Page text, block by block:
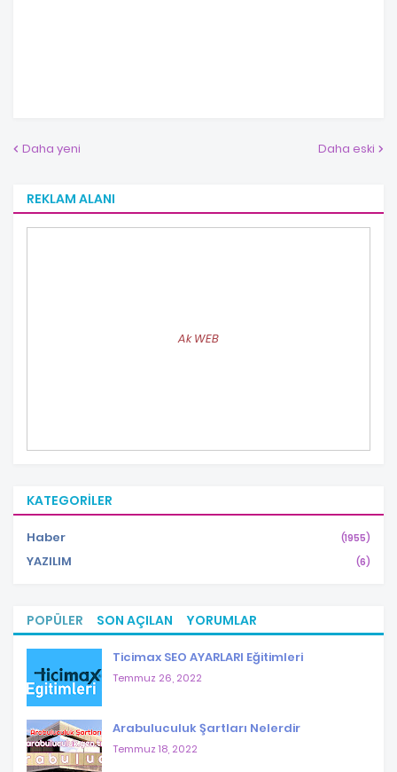
Daha yeni Daha eski
REKLAM ALANI
Ak WEB
KATEGORILER
Haber (1955)
YAZILIM (6)
POPÜLER SON AÇILAN YORUMLAR
Ticimax SEO AYARLARI Eğitimleri
Temmuz 26, 2022
Arabuluculuk Şartları Nelerdir
Temmuz 18, 2022